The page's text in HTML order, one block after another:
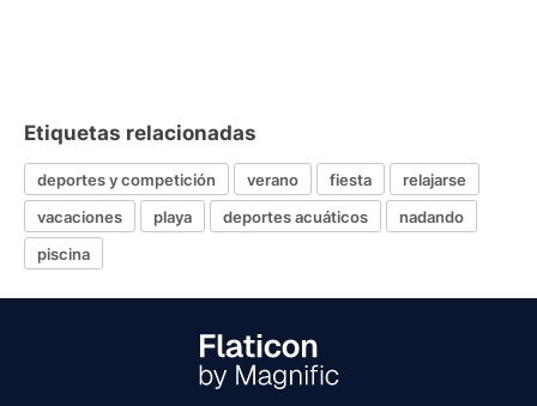
Etiquetas relacionadas
deportes y competición verano fiesta
relajarse
vacaciones
playa deportes acuáticos
nadando
piscina